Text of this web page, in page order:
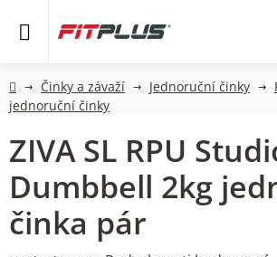
DomůČinky a závaží Jednoruční činky
jednoruční činky
ZIVA SL RPU
Dumbbell 2kg
činka pár